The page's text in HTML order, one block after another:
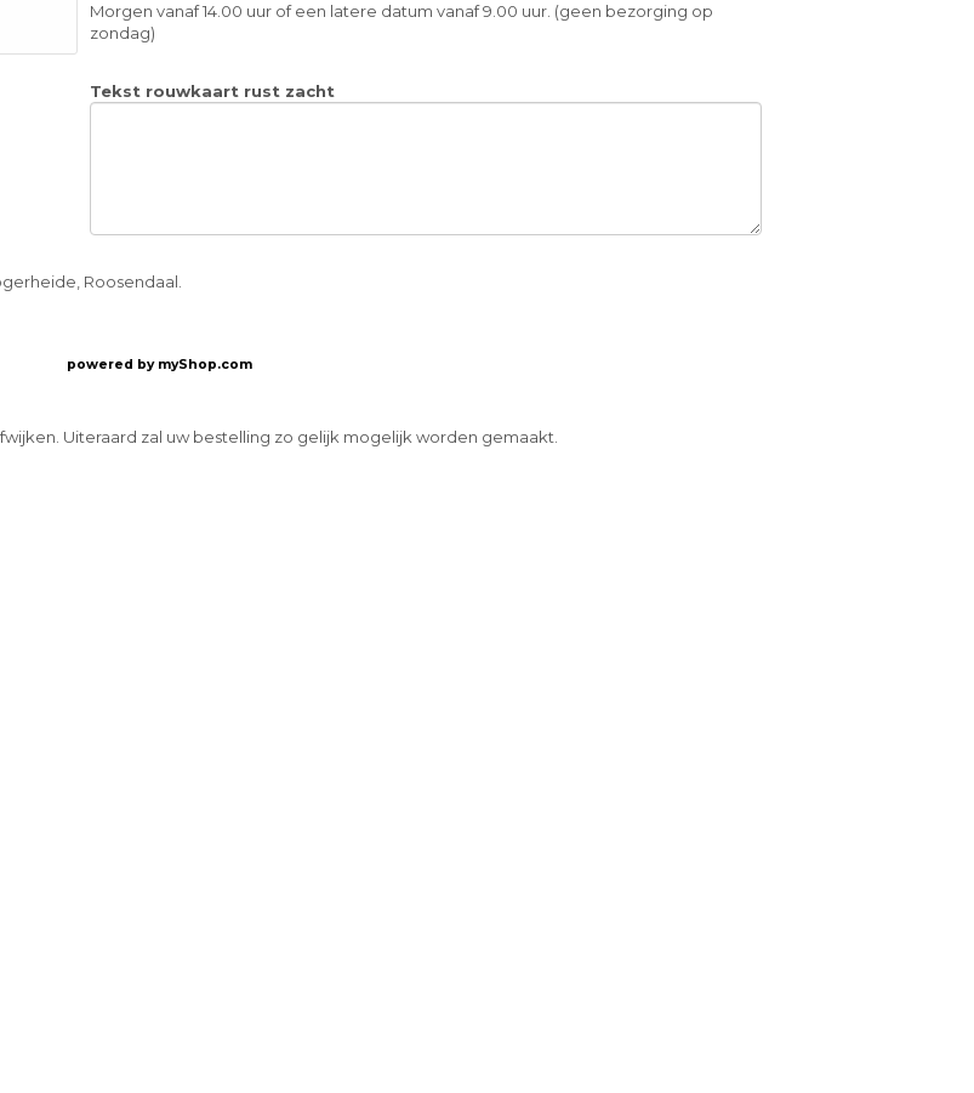
Morgen vanaf 14.00 uur of een latere datum vanaf 9.00 uur. (geen bezorging op
zondag)
Tekst rouwkaart rust zacht
Roosendaal.
powered by myShop.com
Uiteraard zal uw bestelling zo gelijk mogelijk worden gemaakt.